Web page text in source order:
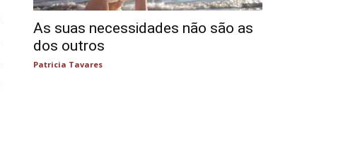
As suas necessidades não são as
dos outros
Patricia Tavares